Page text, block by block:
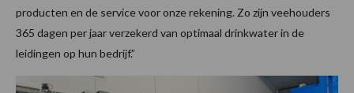
producten en de service voor onze rekening. Zo zijn veehouders
365 dagen per jaar verzekerd van optimaal drinkwater in de
leidingen op hun bedrijf.”